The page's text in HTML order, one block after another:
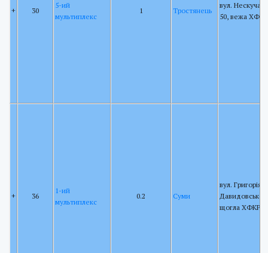
+ 30
5-ий
мультиплекс
1 Тростянець
вул.
50, вежа
+ 36
1-ий
мультиплекс
0.2 Суми
вул. Григорія
щогла ХФКРРТ